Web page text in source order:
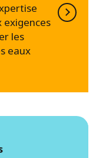
exigences
les
eaux